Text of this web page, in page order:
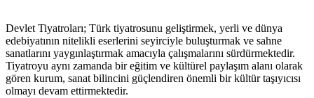
Devlet Tiyatroları; Türk tiyatrosunu geliştirmek, yerli ve dünya
edebiyatının nitelikli eserlerini seyirciyle buluşturmak ve sahne
sanatlarını yaygınlaştırmak amacıyla çalışmalarını sürdürmektedir.
Tiyatroyu aynı zamanda bir eğitim ve kültürel paylaşım alanı olarak
gören kurum, sanat bilincini güçlendiren önemli bir kültür taşıyıcısı
olmayı devam ettirmektedir.